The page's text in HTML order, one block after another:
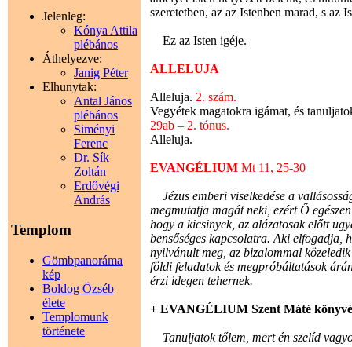
Jelenleg:
Kónya Attila
plébános
Áthelyezve:
Janig Péter
Elhunytak:
Antal János
plébános
Siményi
Ferenc
Dr. Sík
Zoltán
Erdővégi
András
Templom
Gömbpanoráma
kép
Boldog Özséb
élete
Templomunk
története
szeretetben, az az Istenben marad, s az
Ez az Isten igéje.
ALLELUJA
Alleluja. 2. szám.
Vegyétek magatokra igámat, és
29ab – 2. tónus.
Alleluja.
EVANGÉLIUM Mt 11, 25-30
Jézus emberi viselkedése a
megmutatja magát neki, ezért Ő
hogy a kicsinyek, az alázatosak előtt
bensőséges kapcsolatra. Aki elfogadja,
nyilvánult meg, az bizalommal
földi feladatok és megpróbáltatások
érzi idegen tehernek.
+ EVANGÉLIUM Szent Máté
Tanuljatok tőlem, mert én szelíd